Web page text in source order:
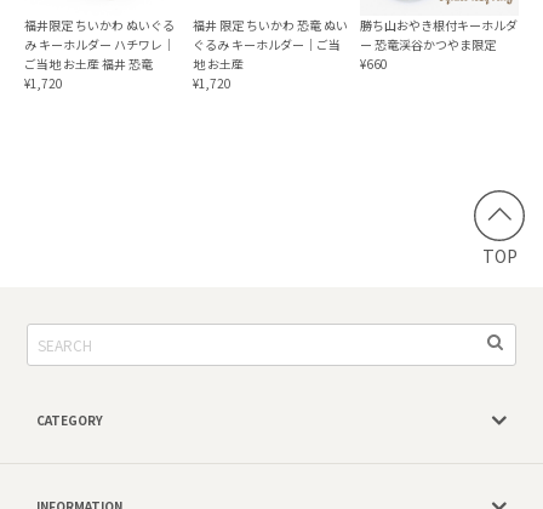
福井限定 ちいかわ ぬいぐる
み キーホルダー ハチワレ｜
ご当地 お土産 福井 恐竜
¥1,720
福井 限定 ちいかわ 恐竜 ぬい
ぐるみ キーホルダー｜ご当
地 お土産
¥1,720
勝ち山おやき根付キーホルダ
ー 恐竜渓谷かつやま限定
¥660
TOP
CATEGORY